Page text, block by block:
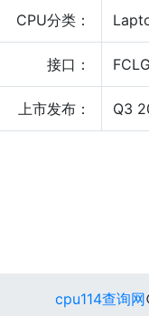
CPU分类：
接口：
上市发布： Q3
cpu114查询网